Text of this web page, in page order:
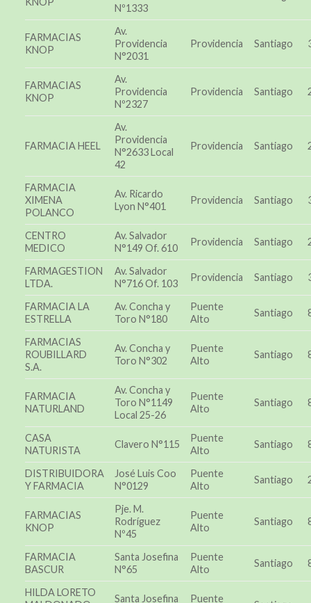
Nº1333
FARMACIAS
KNOP
Av.
Providencia
N°2031
Providencia Santiago
FARMACIAS
KNOP
Av.
Providencia
Nº2327
Providencia Santiago
FARMACIA HEEL
Av.
Providencia
N°2633 Local
42
Providencia Santiago
FARMACIA
XIMENA
POLANCO
Av. Ricardo
Lyon N°401
Providencia Santiago
CENTRO
MEDICO
Av. Salvador
N°149 Of. 610
Providencia Santiago
FARMAGESTION
LTDA.
Av. Salvador
N°716 Of. 103
Providencia Santiago
FARMACIA LA
ESTRELLA
Av. Concha y
Toro N°180
Puente
Alto
Santiago
FARMACIAS
ROUBILLARD
S.A.
Av. Concha y
Toro N°302
Puente
Alto
Santiago
FARMACIA
NATURLAND
Av. Concha y
Toro N°1149
Local 25-26
Puente
Alto
Santiago
CASA
NATURISTA
Clavero N°115
Puente
Alto
Santiago
DISTRIBUIDORA
Y FARMACIA
José Luis Coo
N°0129
Puente
Alto
Santiago
FARMACIAS
KNOP
Pje. M.
Rodríguez
Nº45
Puente
Alto
Santiago
FARMACIA
BASCUR
Santa Josefina
N°65
Puente
Alto
Santiago
HILDA LORETO
Santa Josefina
Puente